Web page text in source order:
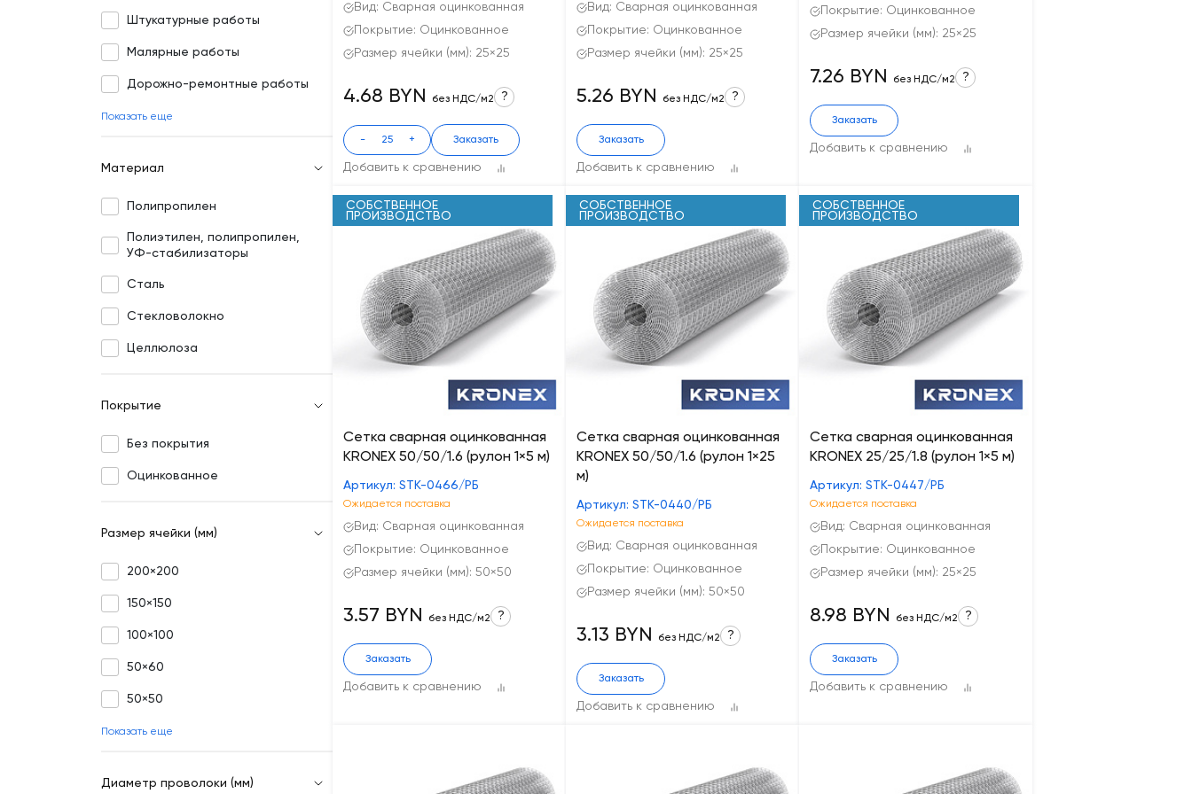
Штукатурные работы
Малярные работы
Дорожно-ремонтные работы
Показать еще
Материал
Полипропилен
Полиэтилен, полипропилен,
УФ-стабилизаторы
Сталь
Стекловолокно
Целлюлоза
Покрытие
Без покрытия
Оцинкованное
Размер ячейки (мм)
200×200
150×150
100×100
50×60
50×50
Показать еще
Диаметр проволоки (мм)
Вид: Сварная оцинкованная
Покрытие: Оцинкованное
Размер ячейки (мм): 25×25
Добавить к сравнению
4.68 BYN без НДС/м2 ?
- + Заказать
Вид: Сварная оцинкованная
Покрытие: Оцинкованное
Размер ячейки (мм): 25×25
Добавить к сравнению
5.26 BYN без НДС/м2 ?
Заказать
Покрытие: Оцинкованное
Размер ячейки (мм): 25×25
Добавить к сравнению
7.26 BYN без НДС/м2 ?
Заказать
СОБСТВЕННОЕ
ПРОИЗВОДСТВО
Сетка сварная оцинкованная
KRONEX 50/50/1.6 (рулон 1×5 м)
Артикул: STK-0466/РБ
Ожидается поставка
Вид: Сварная оцинкованная
Покрытие: Оцинкованное
Размер ячейки (мм): 50×50
Добавить к сравнению
3.57 BYN без НДС/м2 ?
Заказать
СОБСТВЕННОЕ
ПРОИЗВОДСТВО
Сетка сварная оцинкованная
KRONEX 50/50/1.6 (рулон 1×25
м)
Артикул: STK-0440/РБ
Ожидается поставка
Вид: Сварная оцинкованная
Покрытие: Оцинкованное
Размер ячейки (мм): 50×50
Добавить к сравнению
3.13 BYN без НДС/м2 ?
Заказать
СОБСТВЕННОЕ
ПРОИЗВОДСТВО
Сетка сварная оцинкованная
KRONEX 25/25/1.8 (рулон 1×5 м)
Артикул: STK-0447/РБ
Ожидается поставка
Вид: Сварная оцинкованная
Покрытие: Оцинкованное
Размер ячейки (мм): 25×25
Добавить к сравнению
8.98 BYN без НДС/м2 ?
Заказать